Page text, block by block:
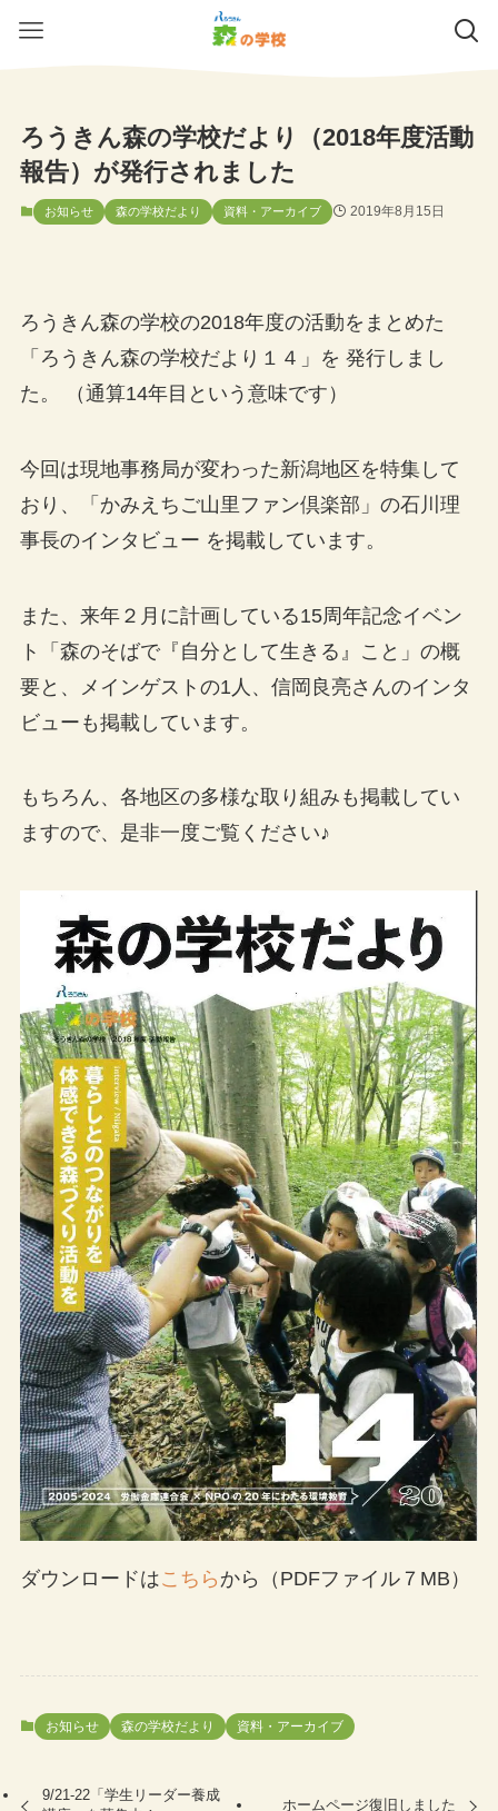
ろうきん森の学校だより（2018年度活動
報告）が発行されました
お知らせ 森の学校だより 資料・アーカイブ 2019年8月15日
ろうきん森の学校の2018年度の活動をまとめた
「ろうきん森の学校だより１４」を 発行しまし
た。 （通算14年目という意味です）
今回は現地事務局が変わった新潟地区を特集して
おり、「かみえちご山里ファン倶楽部」の石川理
事長のインタビュー を掲載しています。
また、来年２月に計画している15周年記念イベン
ト「森のそばで『自分として生きる』こと」の概
要と、メインゲストの1人、信岡良亮さんのインタ
ビューも掲載しています。
もちろん、各地区の多様な取り組みも掲載してい
ますので、是非一度ご覧ください♪
ダウンロードはこちら から（PDFファイル７MB）
お知らせ 森の学校だより 資料・アーカイブ
9/21-22「学生リーダー養成
ホームページ復旧しました